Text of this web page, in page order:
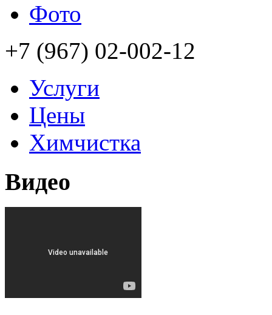
Фото
+7 (967) 02-002-12
Услуги
Цены
Химчистка
Видео